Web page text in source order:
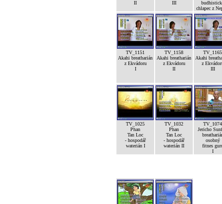
II III
chlapec z
TV_1151
Akahi breatharián
z Ekvádoru
I
TV_1158
Akahi breatharián
z Ekvádoru
II
TV_1165
Akahi
z
III
TV_1025
Phan
Tan Loc
- hospodář
waterián I
TV_1032
Phan
Tan Loc
- hospodář
waterián II
TV_1074
Jericho
osobný
fitnes
I